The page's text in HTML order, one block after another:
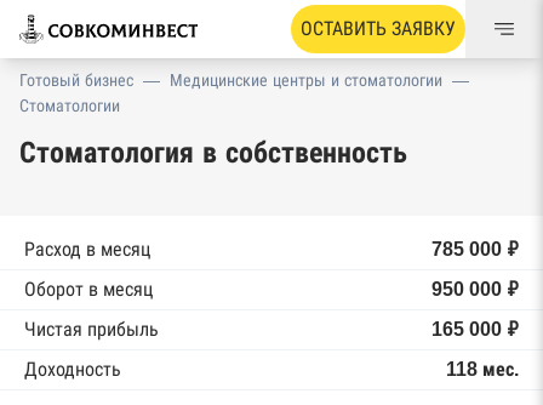
ОСТАВИТЬ ЗАЯВКУ
Готовый бизнес — Медицинские центры и стоматологии —
Стоматологии
Стоматология в собственность
Расход в месяц
785 000 ₽
Оборот в месяц
950 000 ₽
Чистая прибыль
165 000 ₽
Доходность
118 мес.